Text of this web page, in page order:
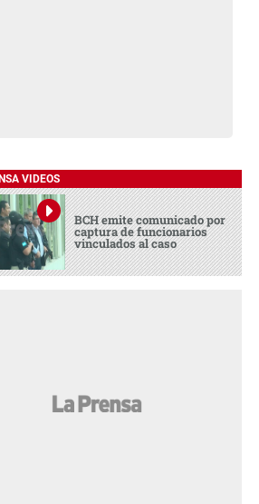
VIDEOS
BCH emite comunicado por
captura de funcionarios
vinculados al caso